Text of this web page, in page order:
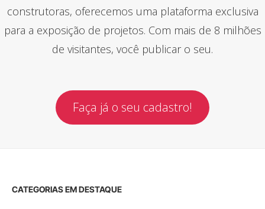
construtoras, oferecemos uma plataforma exclusiva
para a exposição de projetos. Com mais de 8 milhões
de visitantes, você publicar o seu.
Faça já o seu cadastro!
CATEGORIAS EM DESTAQUE